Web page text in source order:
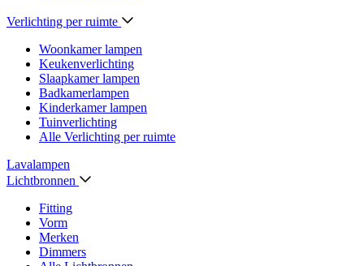
Verlichting per ruimte
Woonkamer lampen
Keukenverlichting
Slaapkamer lampen
Badkamerlampen
Kinderkamer lampen
Tuinverlichting
Alle Verlichting per ruimte
Lavalampen
Lichtbronnen
Fitting
Vorm
Merken
Dimmers